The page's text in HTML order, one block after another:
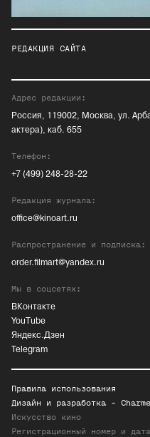
РЕДАКЦИЯ САЙТА
Адрес редакции:
Россия, 119002, Москва, ул.
актера), каб. 655
Телефон:
+7 (499) 248-28-22
Редакция журнала:
office@kinoart.ru
Распространение и подписка:
order.filmart@yandex.ru
Мы в соцсетях:
ВКонтакте
YouTube
Яндекс.Дзен
Telegram
Правила использования
Дизайн и разработка -
Искусство кино
Регистрационный номер и